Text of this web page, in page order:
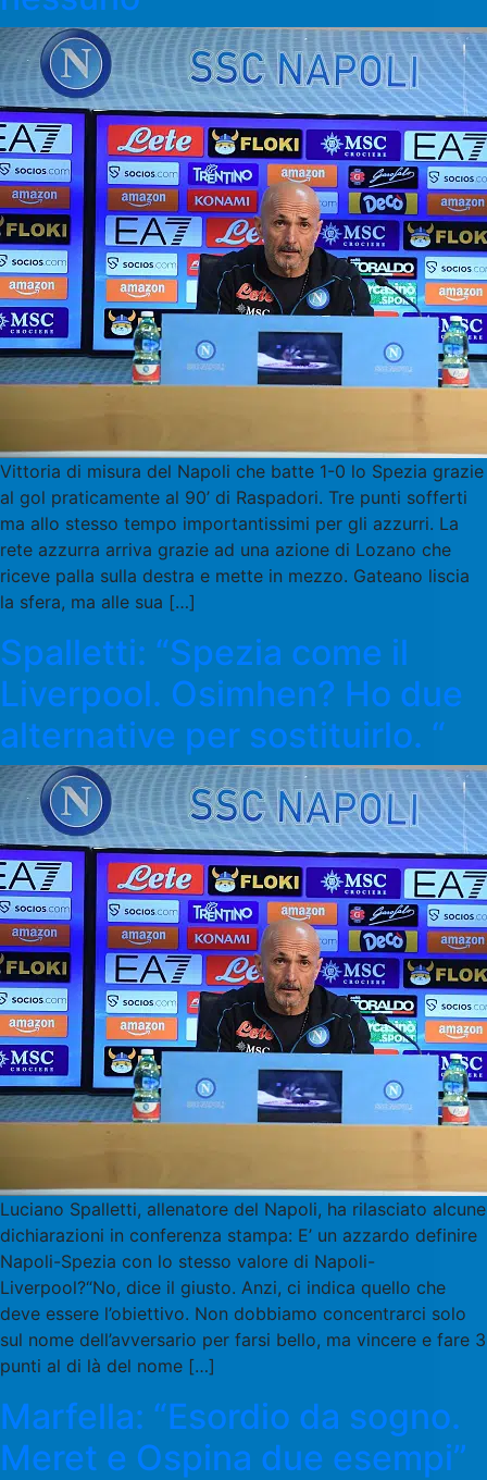
Vittoria di misura del Napoli che batte 1-0 lo Spezia grazie
al gol praticamente al 90’ di Raspadori. Tre punti sofferti
ma allo stesso tempo importantissimi per gli azzurri. La
rete azzurra arriva grazie ad una azione di Lozano che
riceve palla sulla destra e mette in mezzo. Gateano liscia
la sfera, ma alle sua […]
Spalletti: “Spezia come il
Liverpool. Osimhen? Ho due
alternative per sostituirlo. “
Luciano Spalletti, allenatore del Napoli, ha rilasciato alcune
dichiarazioni in conferenza stampa: E’ un azzardo definire
Napoli-Spezia con lo stesso valore di Napoli-
Liverpool?“No, dice il giusto. Anzi, ci indica quello che
deve essere l’obiettivo. Non dobbiamo concentrarci solo
sul nome dell’avversario per farsi bello, ma vincere e fare 3
punti al di là del nome […]
Marfella: “Esordio da sogno.
Meret e Ospina due esempi”